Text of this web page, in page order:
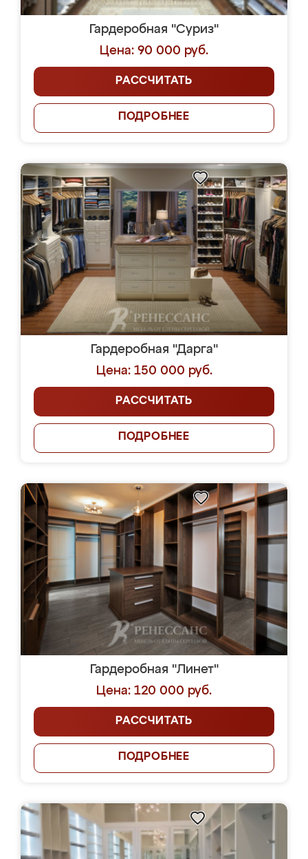
Гардеробная "Суриз"
Цена: 90 000 руб.
РАССЧИТАТЬ
ПОДРОБНЕЕ
Гардеробная "Дарга"
Цена: 150 000 руб.
РАССЧИТАТЬ
ПОДРОБНЕЕ
Гардеробная "Линет"
Цена: 120 000 руб.
РАССЧИТАТЬ
ПОДРОБНЕЕ